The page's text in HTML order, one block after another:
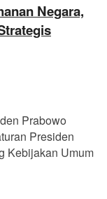
Negara,
Prabowo
Presiden
Kebijakan Umum